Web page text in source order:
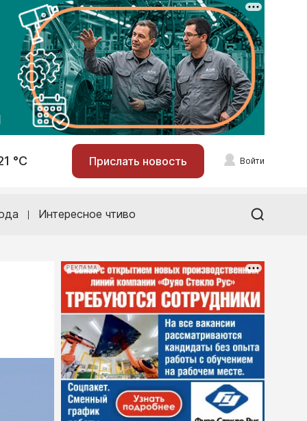
°С Прислать новость Войти
Интересное чтиво
РЕКЛАМА